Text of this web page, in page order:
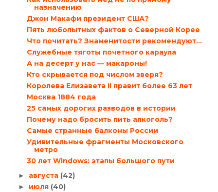
назначению
Джон Макафи президент США?
Пять любопытных фактов о Северной Корее
Что почитать? Знаменитости рекомендуют…
Служебные тяготы почетного караула
А на десерт у нас — макароны!
Кто скрывается под числом зверя?
Королева Елизавета II правит более 63 лет
Москва 1884 года
25 самых дорогих разводов в истории
Почему надо бросить пить алкоголь?
Самые странные балконы России
Удивительные фрагменты Московского
метро
30 лет Windows: этапы большого пути
► августа (42)
► июля (40)